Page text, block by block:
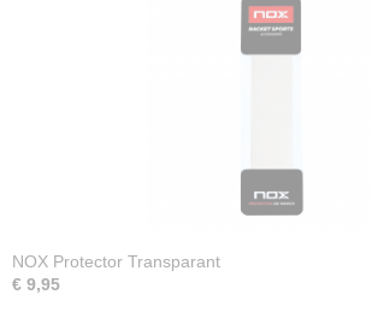
NOX Protector Transparant
€ 9,95